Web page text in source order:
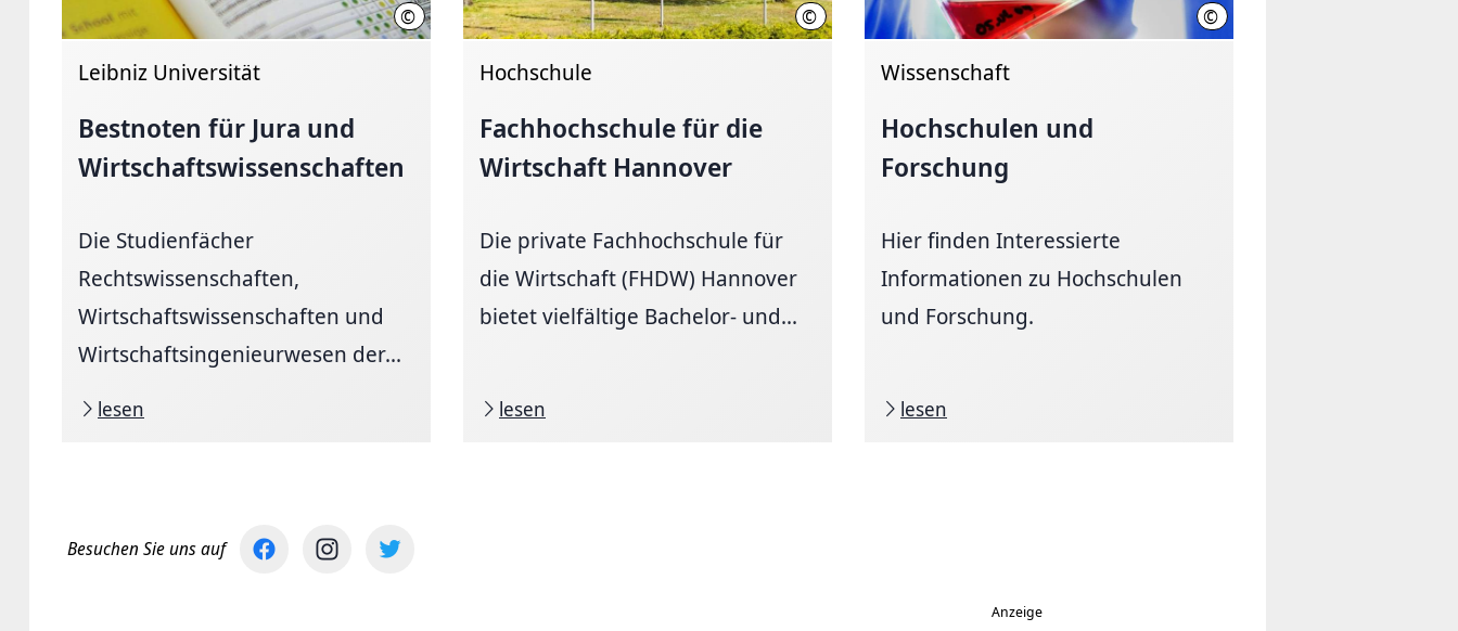
© Initiative Wissenschaft Hannover
Leibniz Universität
Bestnoten für Jura und
Wirtschafts­wissenschaften
Die Studienfächer
Rechtswissenschaften,
Wirtschaftswissenschaften und
Wirtschaftsingenieurwesen der...
lesen
© FHDW
Hochschule
Fachhochschule für die
Wirtschaft Hannover
Die private Fachhochschule für
die Wirtschaft (FHDW) Hannover
bietet vielfältige Bachelor- und...
lesen
© Jochen Luebke / MHH (Quelle)
Wissenschaft
Hochschulen und
Forschung
Hier finden Interessierte
Informationen zu Hochschulen
und Forschung.
lesen
Besuchen Sie uns auf
Anzeige